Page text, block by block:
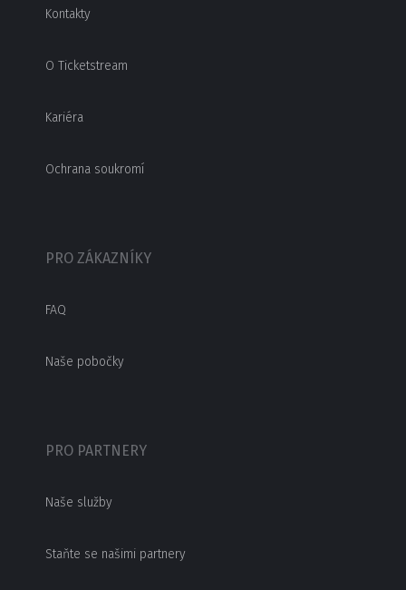
Kontakty
O Ticketstream
Kariéra
Ochrana soukromí
PRO ZÁKAZNÍKY
FAQ
Naše pobočky
PRO PARTNERY
Naše služby
Staňte se našimi partnery